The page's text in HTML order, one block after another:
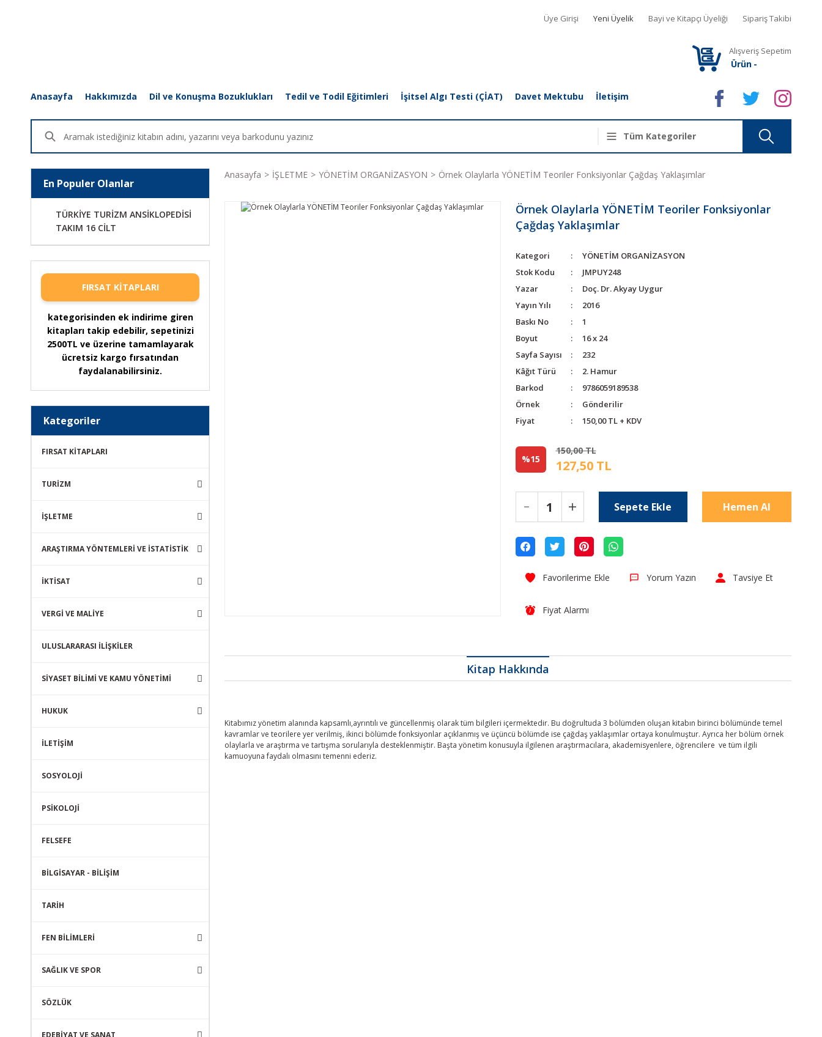
Üye Girişi Yeni Üyelik Bayi ve Kitapçı Üyeliği Sipariş Takibi
Alışveriş Sepetim
Ürün -
Anasayfa Hakkımızda Dil ve Konuşma Bozuklukları Tedil ve Todil Eğitimleri İşitsel Algı Testi (ÇİAT) Davet Mektubu İletişim
En Populer Olanlar
TÜRKİYE TURİZM ANSİKLOPEDİSİ
TAKIM 16 CİLT
FIRSAT KİTAPLARI
kategorisinden ek indirime giren
kitapları takip edebilir, sepetinizi
2500TL ve üzerine tamamlayarak
ücretsiz kargo fırsatından
faydalanabilirsiniz.
Kategoriler
FIRSAT KİTAPLARI
TURİZM
İŞLETME
ARAŞTIRMA YÖNTEMLERİ VE İSTATİSTİK
İKTİSAT
VERGİ VE MALİYE
ULUSLARARASI İLİŞKİLER
SİYASET BİLİMİ VE KAMU YÖNETİMİ
HUKUK
İLETİŞİM
SOSYOLOJİ
PSİKOLOJİ
FELSEFE
BİLGİSAYAR - BİLİŞİM
TARİH
FEN BİLİMLERİ
SAĞLIK VE SPOR
SÖZLÜK
EDEBİYAT VE SANAT
Anasayfa İŞLETME YÖNETİM ORGANİZASYON Örnek Olaylarla YÖNETİM Teoriler Fonksiyonlar Çağdaş Yaklaşımlar
Örnek Olaylarla YÖNETİM Teoriler Fonksiyonlar
Çağdaş Yaklaşımlar
Kategori
YÖNETİM ORGANİZASYON
Stok Kodu
JMPUY248
Yazar
Doç. Dr. Akyay Uygur
Yayın Yılı
2016
Baskı No
1
Boyut
16 x 24
Sayfa Sayısı
232
Kâğıt Türü
2. Hamur
Barkod
9786059189538
Örnek
Gönderilir
Fiyat
150,00 TL + KDV
%15
150,00 TL
127,50 TL
Sepete Ekle Hemen Al
Yorum Yazın Tavsiye Et
Fiyat Alarmı
Kitap Hakkında
Kitabımız yönetim alanında kapsamlı,ayrıntılı ve güncellenmiş olarak tüm bilgileri içermektedir. Bu doğrultuda 3 bölümden oluşan kitabın birinci bölümünde temel
kavramlar ve teorilere yer verilmiş, ikinci bölümde fonksiyonlar açıklanmış ve üçüncü bölümde ise çağdaş yaklaşımlar ortaya konulmuştur. Ayrıca her bölüm örnek
olaylarla ve araştırma ve tartışma sorularıyla desteklenmiştir. Başta yönetim konusuyla ilgilenen araştırmacılara, akademisyenlere, öğrencilere ve tüm ilgili
kamuoyuna faydalı olmasını temenni ederiz.